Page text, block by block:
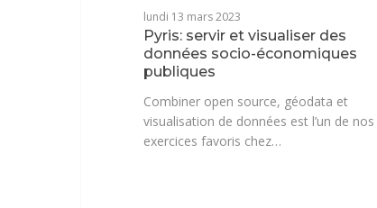
lundi 13 mars 2023
Pyris: servir et visualiser des
données socio-économiques
publiques
Combiner open source, géodata et
visualisation de données est l’un de nos
exercices favoris chez…